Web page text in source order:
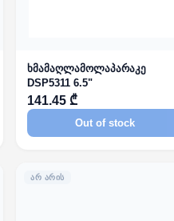
ხმამაღლამოლაპარაკე
DSP5311 6.5"
141.45 ₾
Out of stock
ᲐᲠ ᲐᲠᲘᲡ